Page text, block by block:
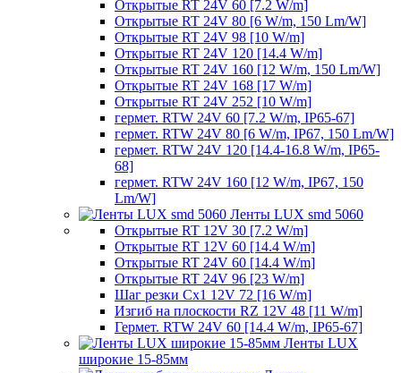
Открытые RT 24V 60 [7.2 W/m]
Открытые RT 24V 80 [6 W/m, 150 Lm/W]
Открытые RT 24V 98 [10 W/m]
Открытые RT 24V 120 [14.4 W/m]
Открытые RT 24V 160 [12 W/m, 150 Lm/W]
Открытые RT 24V 168 [17 W/m]
Открытые RT 24V 252 [10 W/m]
гермет. RTW 24V 60 [7.2 W/m, IP65-67]
гермет. RTW 24V 80 [6 W/m, IP67, 150 Lm/W]
гермет. RTW 24V 120 [14.4-16.8 W/m, IP65-
68]
гермет. RTW 24V 160 [12 W/m, IP67, 150
Lm/W]
Ленты LUX smd 5060
Открытые RT 12V 30 [7.2 W/m]
Открытые RT 12V 60 [14.4 W/m]
Открытые RT 24V 60 [14.4 W/m]
Открытые RT 24V 96 [23 W/m]
Шаг резки Cx1 12V 72 [16 W/m]
Изгиб на плоскости RZ 12V 48 [11 W/m]
Гермет. RTW 24V 60 [14.4 W/m, IP65-67]
Ленты LUX
широкие 15-85мм